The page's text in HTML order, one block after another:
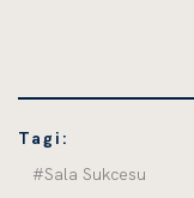
Tagi:
#Sala Sukcesu